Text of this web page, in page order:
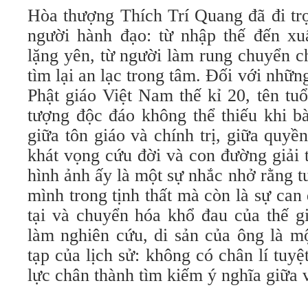
Hòa thượng Thích Trí Quang đã đi
người hành đạo: từ nhập thế đến
lặng yên, từ người làm rung chuyển
tìm lại an lạc trong tâm. Đối với
Phật giáo Việt Nam thế kỉ 20, tên
tượng độc đáo không thể thiếu khi
giữa tôn giáo và chính trị, giữa
khát vọng cứu đời và con đường
hình ảnh ấy là một sự nhắc nhở rằng
mình trong tịnh thất mà còn là sự
tại và chuyển hóa khổ đau của thế
làm nghiên cứu, di sản của ông là
tạp của lịch sử: không có chân lí
lực chân thành tìm kiếm ý nghĩa giữa